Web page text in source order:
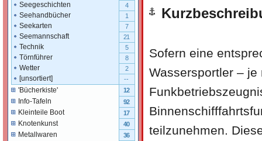
Sofern eine
Wassersportler –
teilzunehmen.
Seegeschichten 4
Seehandbücher 1
Seekarten 7
Seemannschaft 21
Technik 5
Törnführer 8
Wetter 2
[unsortiert] --
'Bücherkiste' 12
Info-Tafeln 92
Kleinteile Boot 17
Knotenkunst 40
Metallwaren 36